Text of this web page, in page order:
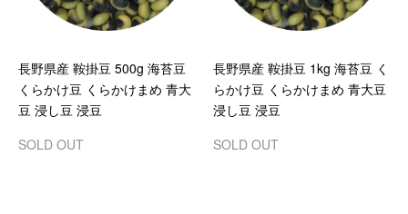
長野県産 鞍掛豆 500g 海苔豆
くらかけ豆 くらかけまめ 青大
豆 浸し豆 浸豆
SOLD OUT
長野県産 鞍掛豆 1kg 海苔豆 く
らかけ豆 くらかけまめ 青大豆
浸し豆 浸豆
SOLD OUT